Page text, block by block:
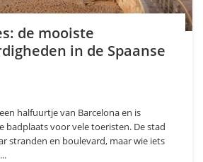
de mooiste
in de Spaanse
halfuurtje van Barcelona en is
badplaats voor vele toeristen. De stad
stranden en boulevard, maar wie iets